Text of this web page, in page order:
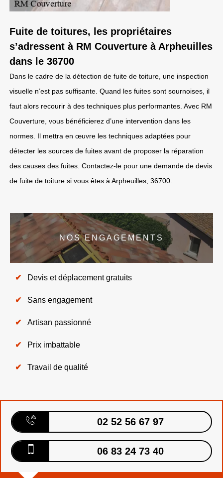
Fuite de toitures, les propriétaires
s’adressent à RM Couverture à Arpheuilles
dans le 36700
Dans le cadre de la détection de fuite de toiture, une inspection
visuelle n’est pas suffisante. Quand les fuites sont sournoises, il
faut alors recourir à des techniques plus performantes. Avec RM
Couverture, vous bénéficierez d’une intervention dans les
normes. Il mettra en œuvre les techniques adaptées pour
détecter les sources de fuites avant de proposer la réparation
des causes des fuites. Contactez-le pour une demande de devis
de fuite de toiture si vous êtes à Arpheuilles, 36700.
NOS ENGAGEMENTS
Devis et déplacement gratuits
Sans engagement
Artisan passionné
Prix imbattable
Travail de qualité
02 52 56 67 97
06 83 24 73 40